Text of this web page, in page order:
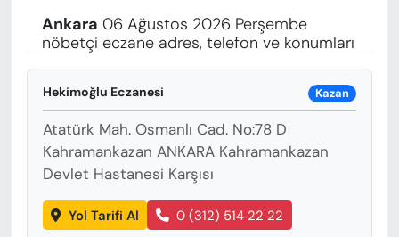
Ankara 06 Ağustos 2026 Perşembe
nöbetçi eczane adres, telefon ve konumları
Hekimoğlu Eczanesi Kazan
Atatürk Mah. Osmanlı Cad. No:78 D
Kahramankazan ANKARA Kahramankazan
Devlet Hastanesi Karşısı
Yol Tarifi Al 0 (312) 514 22 22
EĞİTİM
SAĞLIK
SPOR
KÜLTÜR-SANAT
Haber Arşivi